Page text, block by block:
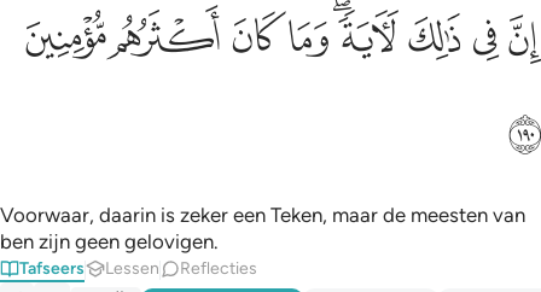
ان في ذالك لاية وما كان اكثرهم مومنين ١٩٠
إِنَّ فِى ذَٰلِكَ لَـَٔايَةًۭ ۖ وَمَا كَانَ أَكْثَرُهُم مُّؤْمِنِينَ ١٩٠
ﱳﱴﱵﱶﱷﱸﱹﱺﱻ
ﱼ
Voorwaar, daarin is zeker een Teken, maar de meesten van
ben zijn geen gelovigen.
Tafseers Lessen Reflecties